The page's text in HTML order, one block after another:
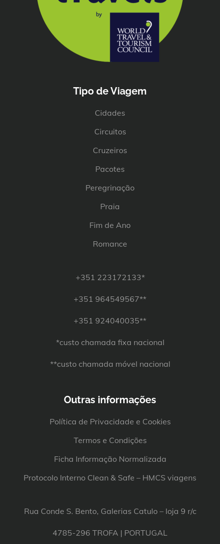
Tipo de Viagem
Cidades
Circuitos
Cruzeiros
Pacotes
Peregrinação
Praia
Fim de Ano
Romance
+351 223172133*
+351 964549567**
+351 924040035**
*custo chamada fixa nacional
**custo chamada móvel nacional
Outras informações
Política de Privacidade e Cookies
Termos e Condições
Ficha Informação Normalizada
Protocolo Interno Clean & Safe – HMCS viagens
Rua Conde S. Bento, Galerias Catulo – loja 9 r/c
4785-296 TROFA | PORTUGAL